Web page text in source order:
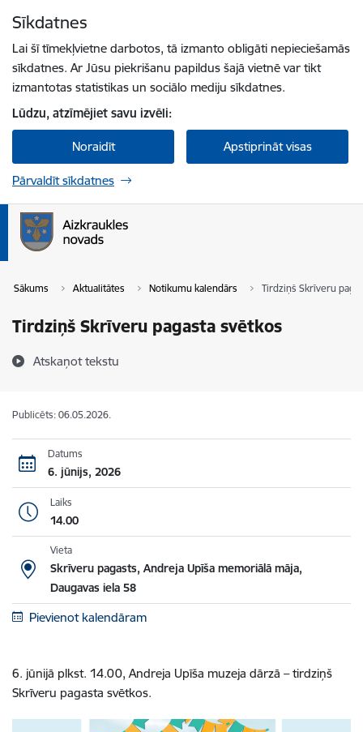
Sīkdatnes
Lai šī tīmekļvietne darbotos, tā izmanto obligāti nepieciešamās
sīkdatnes. Ar Jūsu piekrišanu papildus šajā vietnē var tikt
izmantotas statistikas un sociālo mediju sīkdatnes.
Lūdzu, atzīmējiet savu izvēli:
Noraidīt Apstiprināt visas
Pārvaldīt sīkdatnes
Sākums Aktualitātes Notikumu kalendārs Tirdziņš Skrīveru
Tirdziņš Skrīveru pagasta svētkos
Atskaņot tekstu
Publicēts: 06.05.2026.
Datums
6. jūnijs, 2026
Laiks
14.00
Vieta
Skrīveru pagasts, Andreja Upīša memoriālā māja,
Daugavas iela 58
Pievienot kalendāram
6. jūnijā plkst. 14.00, Andreja Upīša muzeja dārzā – tirdziņš
Skrīveru pagasta svētkos.